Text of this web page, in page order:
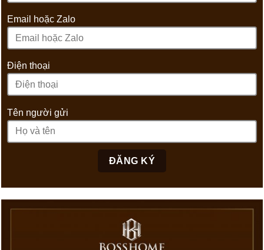
Email hoặc Zalo
Điện thoại
Tên người gửi